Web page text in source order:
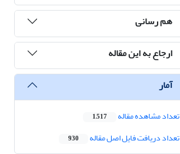
هم رسانی
ارجاع به این مقاله
آمار
تعداد مشاهده مقاله 1,517
تعداد دریافت فایل اصل مقاله 930